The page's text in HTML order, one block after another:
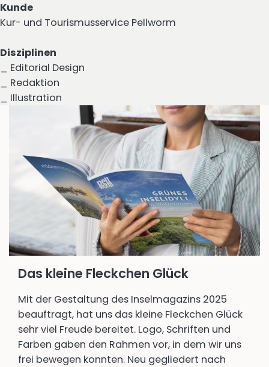
Kunde
Kur- und Tourismusservice Pellworm
Disziplinen
_ Editorial Design
_ Redaktion
_ Illustration
Das kleine Fleckchen Glück
Mit der Gestaltung des Inselmagazins 2025
beauftragt, hat uns das kleine Fleckchen Glück
sehr viel Freude bereitet. Logo, Schriften und
Farben gaben den Rahmen vor, in dem wir uns
frei bewegen konnten. Neu gegliedert nach